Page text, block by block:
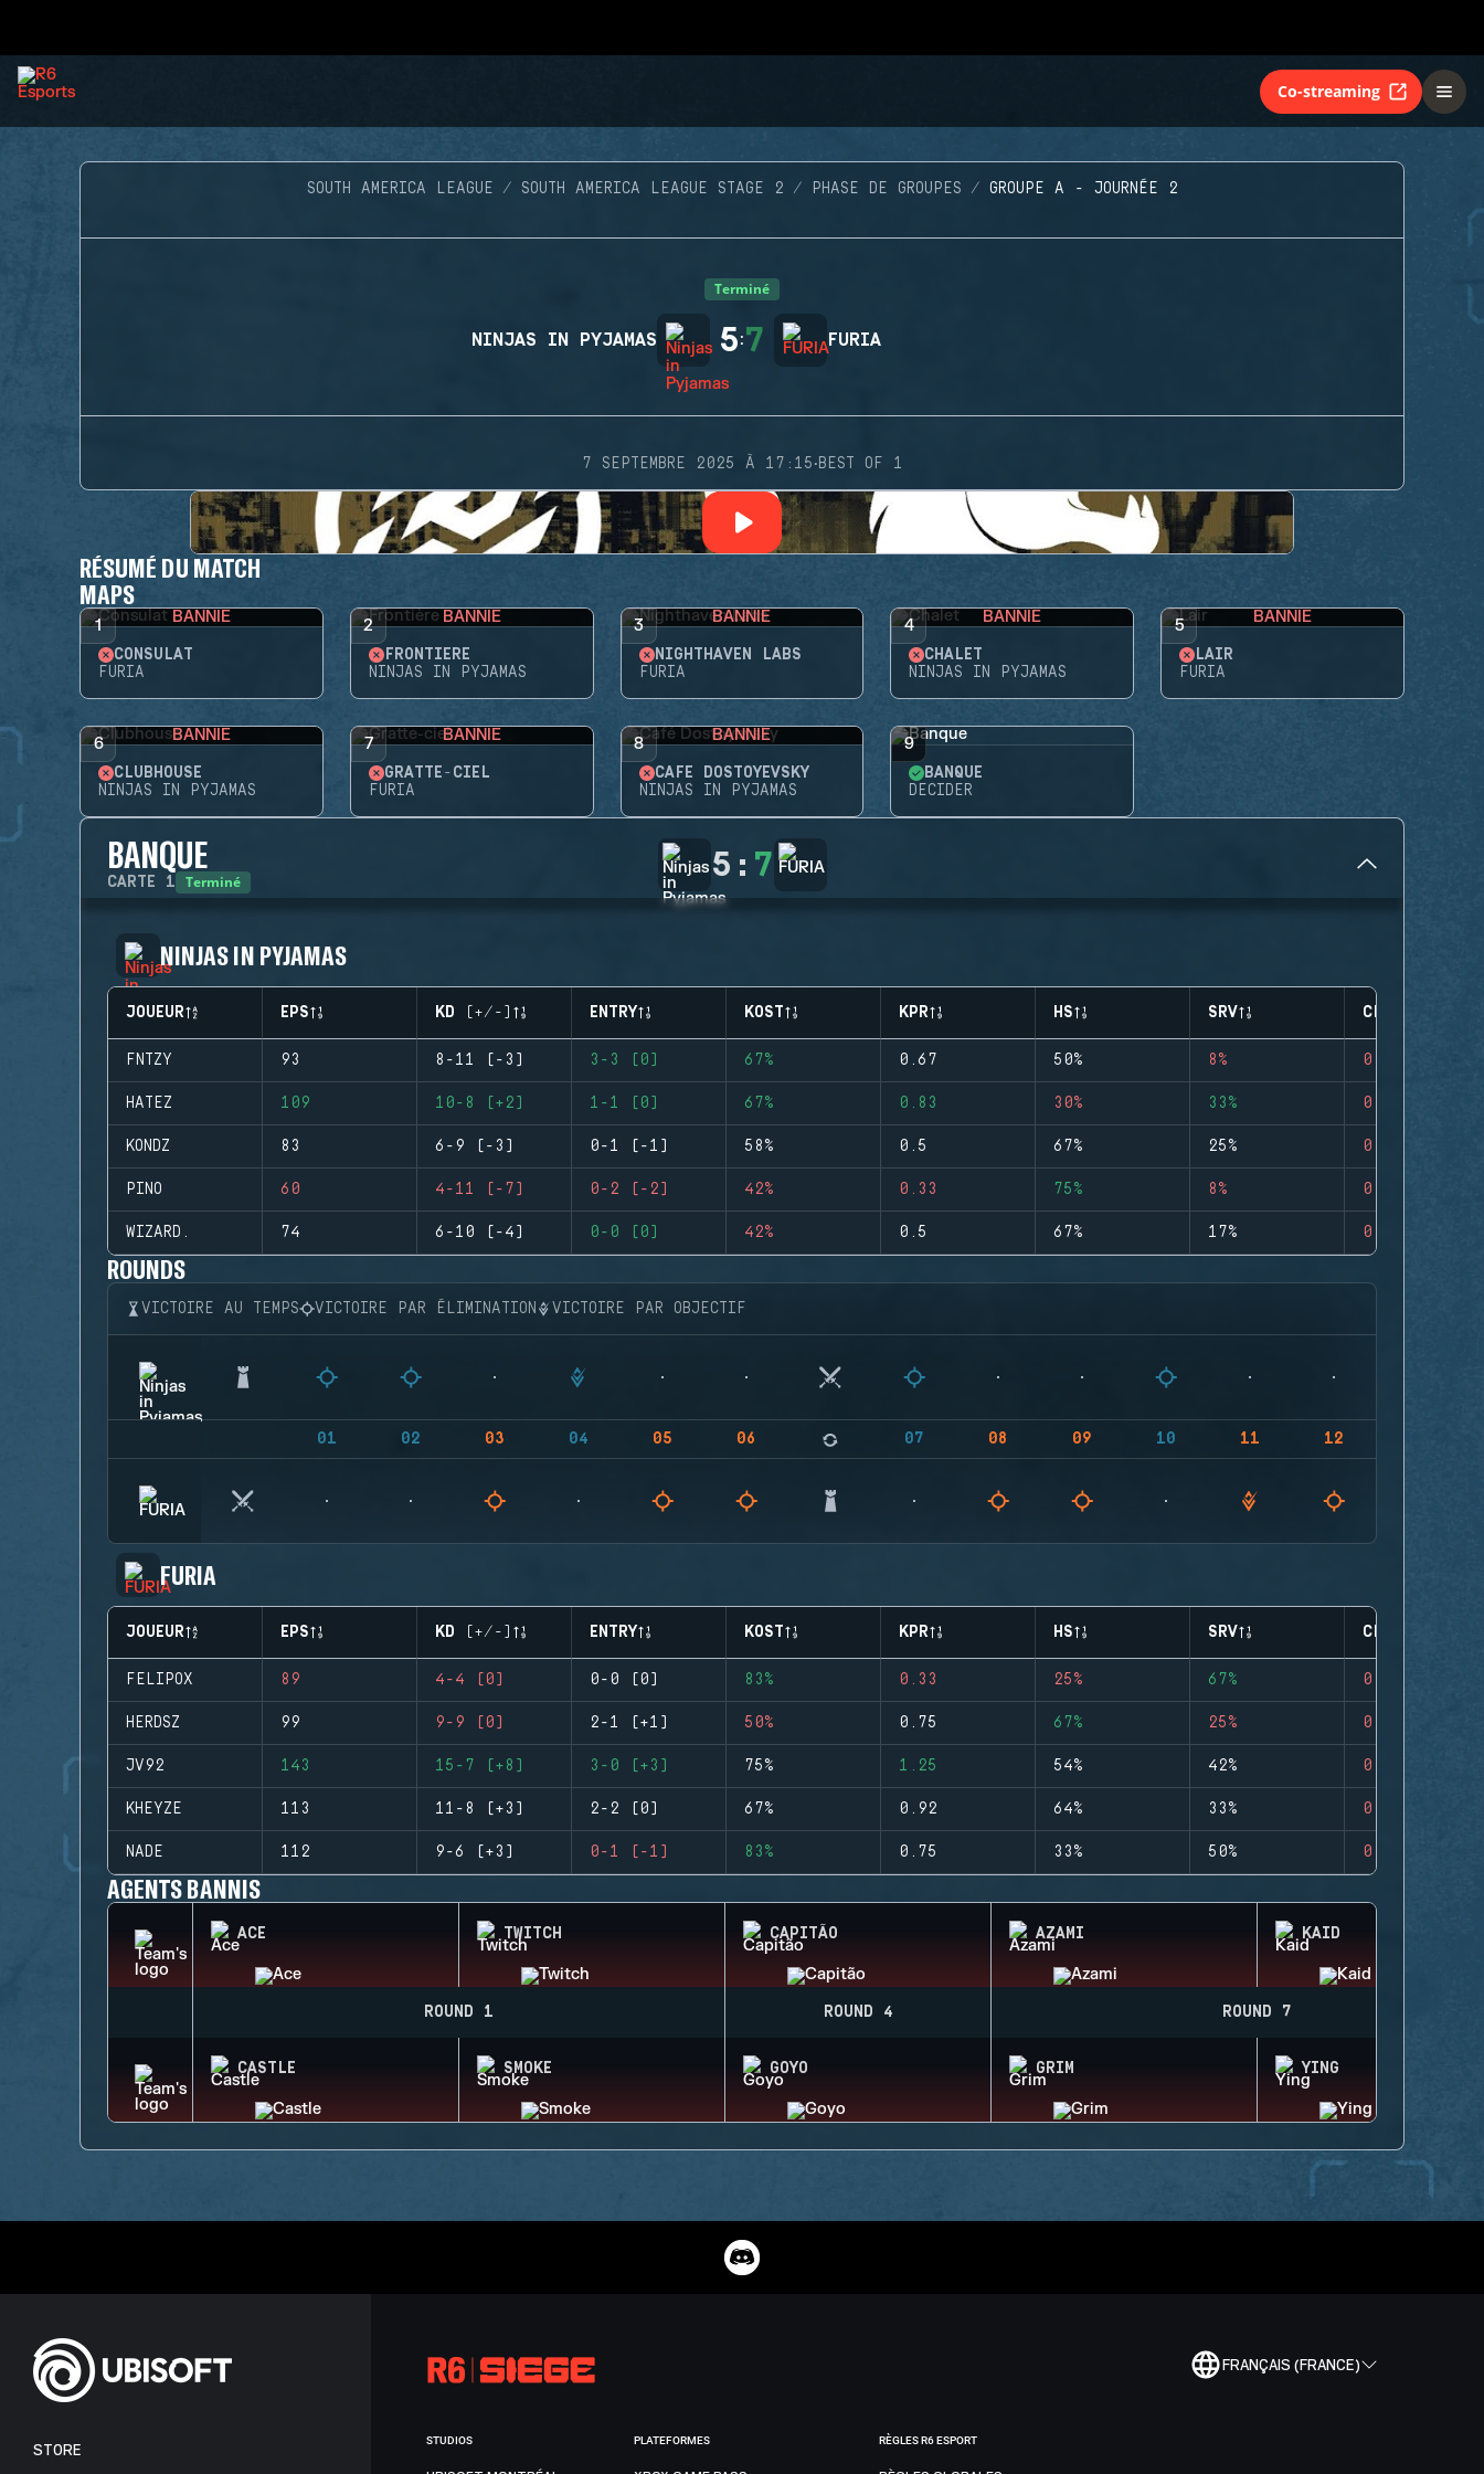
Co-streaming
SOUTH AMERICA LEAGUE SOUTH AMERICA LEAGUE STAGE 2 PHASE DE GROUPES GROUPE A - JOURNÉE 2
Terminé
NINJAS IN PYJAMAS 5:7 FURIA
7 SEPTEMBRE 2025 À 17:15·BEST OF 1
RÉSUMÉ DU MATCH
MAPS
1 BANNIE
CONSULAT
FURIA
2 BANNIE
FRONTIÈRE
NINJAS IN PYJAMAS
3 BANNIE
NIGHTHAVEN LABS
FURIA
4 BANNIE
CHALET
NINJAS IN PYJAMAS
5 BANNIE
LAIR
FURIA
6 BANNIE
CLUBHOUSE
NINJAS IN PYJAMAS
7 BANNIE
GRATTE-CIEL
FURIA
8 BANNIE
CAFÉ DOSTOYEVSKY
NINJAS IN PYJAMAS
9
BANQUE
DECIDER
BANQUE
CARTE 1 Terminé 5 : 7
NINJAS IN PYJAMAS
JOUEUR EPS KD (+/-) ENTRY KOST KPR HS SRV CLUTCHES
FNTZY 93 8-11 (-3) 3-3 (0) 67% 0.67 50% 8% 0
HATEZ 109 10-8 (+2) 1-1 (0) 67% 0.83 30% 33% 0
KONDZ 83 6-9 (-3) 0-1 (-1) 58% 0.5 67% 25% 0
PINO 60 4-11 (-7) 0-2 (-2) 42% 0.33 75% 8% 0
WIZARD. 74 6-10 (-4) 0-0 (0) 42% 0.5 67% 17% 0
ROUNDS
VICTOIRE AU TEMPS VICTOIRE PAR ÉLIMINATION VICTOIRE PAR OBJECTIF
01 02 03 04 05 06 07 08 09 10 11 12
FURIA
JOUEUR EPS KD (+/-) ENTRY KOST KPR HS SRV CLUTCHES
FELIPOX 89 4-4 (0) 0-0 (0) 83% 0.33 25% 67% 0
HERDSZ 99 9-9 (0) 2-1 (+1) 50% 0.75 67% 25% 0
JV92 143 15-7 (+8) 3-0 (+3) 75% 1.25 54% 42% 0
KHEYZE 113 11-8 (+3) 2-2 (0) 67% 0.92 64% 33% 0
NADE 112 9-6 (+3) 0-1 (-1) 83% 0.75 33% 50% 0
AGENTS BANNIS
ACE TWITCH CAPITÃO AZAMI KAID
ROUND 1 ROUND 4 ROUND 7
CASTLE SMOKE GOYO GRIM YING
FRANÇAIS (FRANCE)
STORE
STUDIOS PLATEFORMES RÈGLES R6 ESPORT